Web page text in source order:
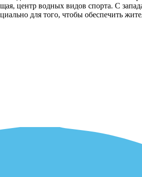
центр водных видов спорта. С
для того, чтобы обеспечить